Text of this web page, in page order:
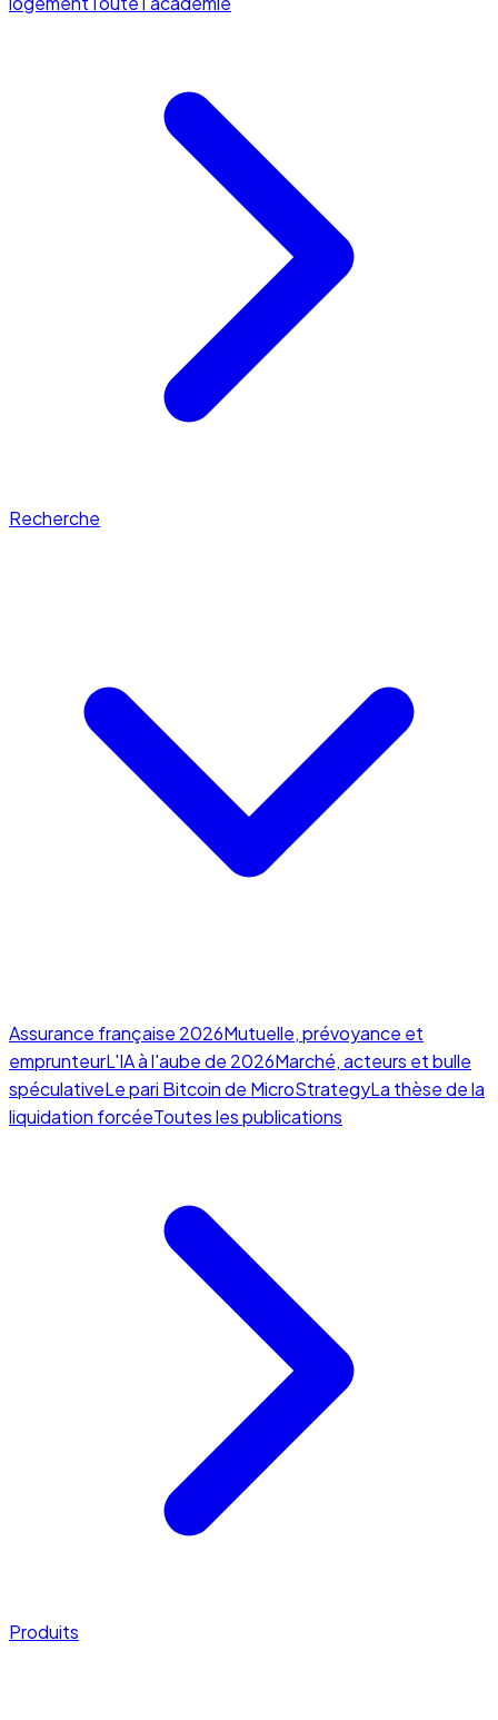
Recherche
Assurance française 2026Mutuelle, prévoyance et
emprunteurL'IA à l'aube de 2026Marché, acteurs et bulle
spéculativeLe pari Bitcoin de MicroStrategyLa thèse de la
liquidation forcéeToutes les publications
Produits